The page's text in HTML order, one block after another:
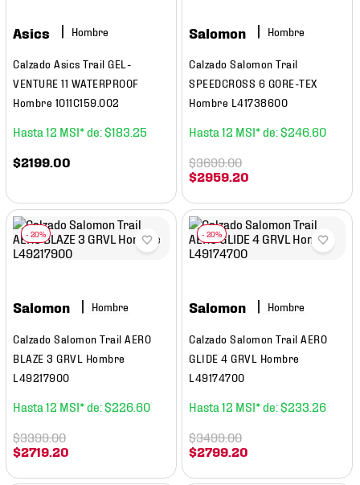
Asics Hombre
Calzado Asics Trail GEL-
VENTURE 11 WATERPROOF
Hombre 1011C159.002
12 $183 25
$2199.00
Salomon Hombre
Calzado Salomon Trail
SPEEDCROSS 6 GORE-TEX
Hombre L41738600
12 $246 60
$2959.20
$3699.00
Salomon Hombre
Calzado Salomon Trail AERO
BLAZE 3 GRVL Hombre
L49217900
12 $226 60
$2719 .20
$3399.00
Salomon Hombre
Calzado Salomon Trail AERO
GLIDE 4 GRVL Hombre
L49174700
12 $233 26
$2799 .20
$3499.00
8.
chivas
9.
tenis niño
10. tenis nike